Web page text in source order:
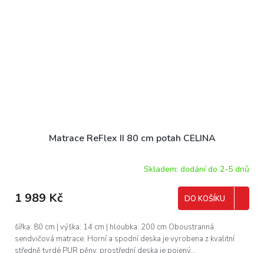
Matrace ReFlex II 80 cm potah CELINA
Skladem: dodání do 2-5 dnů
1 989 Kč DO KOŠÍKU
šířka: 80 cm | výška: 14 cm | hloubka: 200 cm Oboustranná
sendvičová matrace. Horní a spodní deska je vyrobena z kvalitní
středně tvrdé PUR pěny, prostřední deska je pojený...